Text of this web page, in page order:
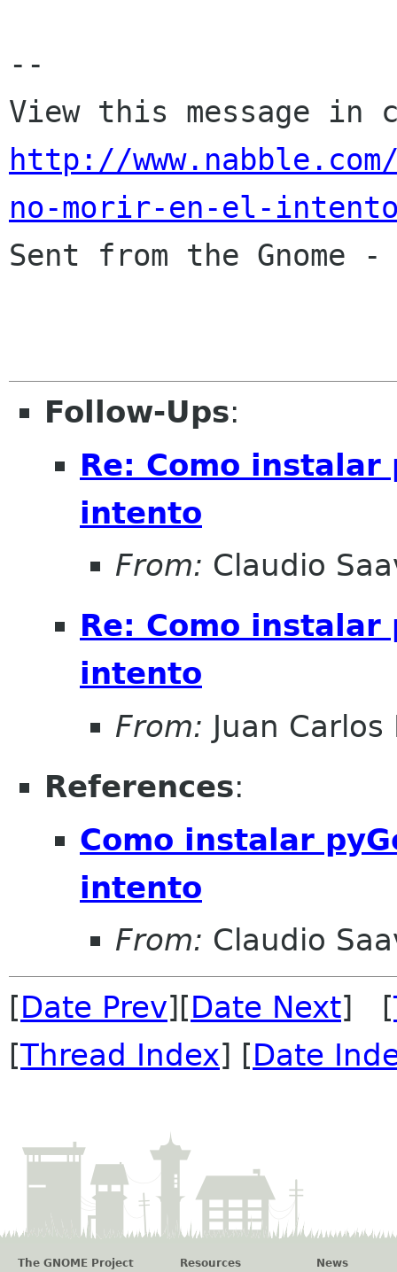
--
http://
no-morir-en-el-
Sent from the Gnome
Follow-Ups:
Re: Como
intento
From: Claudio
Re: Como
intento
From: Juan
References:
Como instalar
intento
From: Claudio
[Date Prev][Date Next] [
[Thread Index] [Date
The GNOME Project
Resources
News